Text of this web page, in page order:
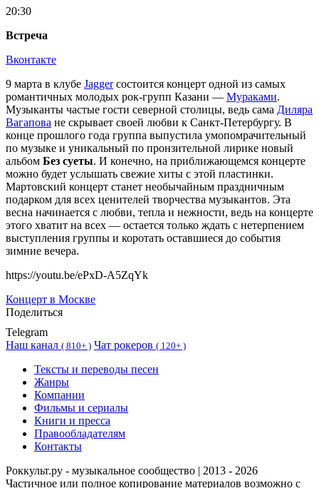
20:30
Встреча
Вконтакте
9 марта в клубе Jaggerсостоится концерт одной из самых
романтичных молодых рок-групп Казани — Мураками.
Музыканты частые гости северной столицы, ведь сама Диляра
Вагапова не скрывает своей любви к Санкт-Петербургу. В
конце прошлого года группа выпустила умопомрачительный
по музыке и уникальный по пронзительной лирике новый
альбом Без суеты. И конечно, на приближающемся концерте
можно будет услышать свежие хиты с этой пластинки.
Мартовский концерт станет необычайным праздничным
подарком для всех ценителей творчества музыкантов. Эта
весна начинается с любви, тепла и нежности, ведь на концерте
этого хватит на всех — остается только ждать с нетерпением
выступления группы и коротать оставшиеся до события
зимние вечера.
https://youtu.be/ePxD-A5ZqYk
Концерт в Москве
Поделиться
Telegram
Наш канал ( 810+ ) Чат рокеров ( 120+ )
Тексты и переводы песен
Жанры
Компании
Фильмы и сериалы
Книги и пресса
Правообладателям
Контакты
Роккульт.ру - музыкальное сообщество | 2013 - 2026
Частичное или полное копирование материалов возможно с